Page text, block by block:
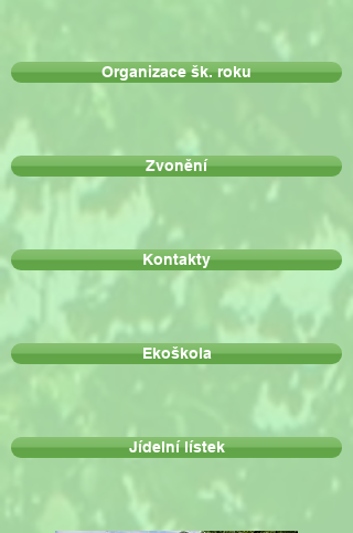
Organizace šk. roku
Zvonění
Kontakty
Ekoškola
Jídelní lístek